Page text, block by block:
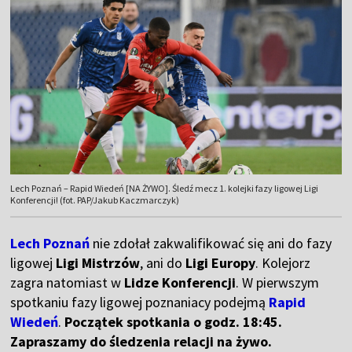
Lech Poznań – Rapid Wiedeń [NA ŻYWO]. Śledź mecz 1. kolejki fazy ligowej Ligi
Konferencji! (fot. PAP/Jakub Kaczmarczyk)
Lech Poznań nie zdołał zakwalifikować się ani do fazy
ligowej Ligi Mistrzów, ani do Ligi Europy. Kolejorz
zagra natomiast w Lidze Konferencji. W pierwszym
spotkaniu fazy ligowej poznaniacy podejmą Rapid
Wiedeń. Początek spotkania o godz. 18:45.
Zapraszamy do śledzenia relacji na żywo.